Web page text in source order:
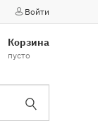
Войти
Корзина
пусто